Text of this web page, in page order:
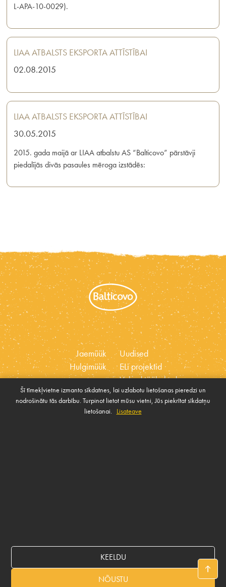
L-APA-10-0029).
LIAA ATBALSTS EKSPORTA ATTĪSTĪBAI
02.08.2015
LIAA ATBALSTS EKSPORTA ATTĪSTĪBAI
30.05.2015
2015. gada maijā ar LIAA atbalstu AS “Balticovo” pārstāvji
piedalījās divās pasaules mēroga izstādēs:
Jaemüük
Hulgimüük
Küpsised
Uudised
ELi projektid
Vabad töökohad
Eetikakoodeks
Ühiskonna toetamise
© 2026 BALTICOVO
Šī tīmekļvietne izmanto sīkdatnes, lai uzlabotu lietošanas pieredzi un
nodrošinātu tās darbību. Turpinot lietot mūsu vietni, Jūs piekrītat sīkdatņu
lietošanai. Lisateave
KEELDU
NÕUSTU